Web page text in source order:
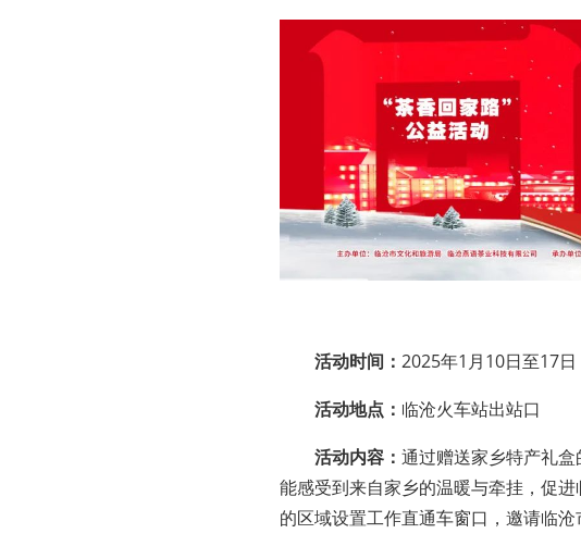
活动时间： 2025年1月10日至17日
活动地点： 临沧火车站出站口
活动内容： 通过赠送家乡特产礼
能感受到来自家乡的温暖与牵挂，促
的区域设置工作直通车窗口，邀请临沧